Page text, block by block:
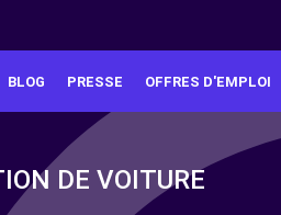
BLOG PRESSE OFFRES D'EMPLOI
DE VOITURE